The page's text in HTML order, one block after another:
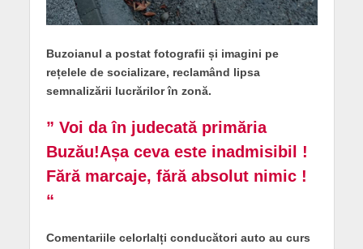
Buzoianul a postat fotografii și imagini pe
rețelele de socializare, reclamând lipsa
semnalizării lucrărilor în zonă.
” Voi da în judecată primăria
Buzău!Așa ceva este inadmisibil !
Fără marcaje, fără absolut nimic !
“
Comentariile celorlalți conducători auto au curs